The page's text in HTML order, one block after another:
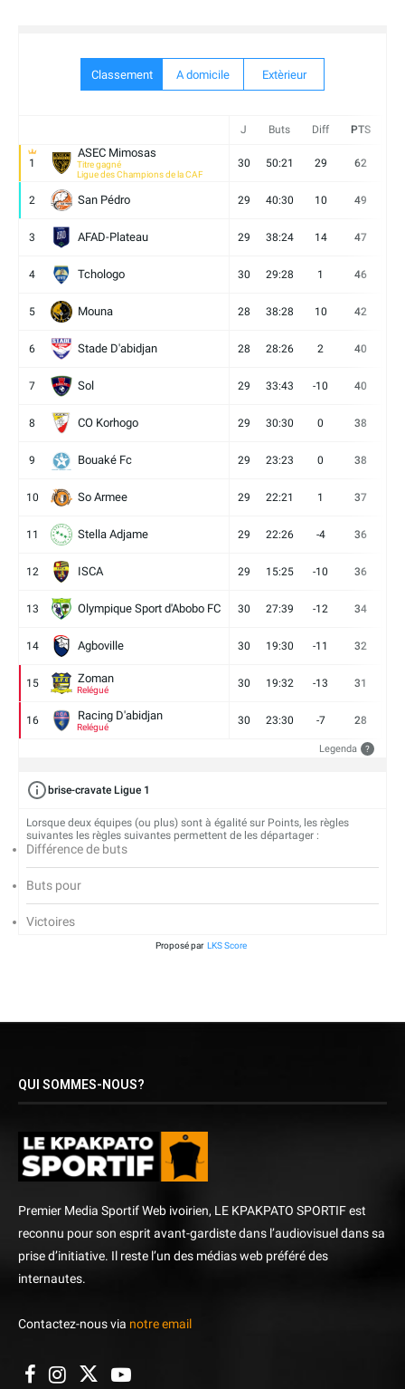
Classement A domicile Extèrieur
J Buts Diff PTS
1
ASEC Mimosas
Titre gagné
Ligue des Champions de la CAF
30 50:21 29 62
2 San Pédro 29 40:30 10 49
3 AFAD-Plateau 29 38:24 14 47
4 Tchologo 30 29:28 1 46
5 Mouna 28 38:28 10 42
6 Stade D'abidjan 28 28:26 2 40
7 Sol 29 33:43 -10 40
8 CO Korhogo 29 30:30 0 38
9 Bouaké Fc 29 23:23 0 38
10 So Armee 29 22:21 1 37
11 Stella Adjame 29 22:26 -4 36
12 ISCA 29 15:25 -10 36
13 Olympique Sport d'Abobo FC 30 27:39 -12 34
14 Agboville 30 19:30 -11 32
15 Zoman
Relégué
30 19:32 -13 31
16 Racing D'abidjan
Relégué
30 23:30 -7 28
Legenda ?
brise-cravate Ligue 1
Lorsque deux équipes (ou plus) sont à égalité sur Points, les règles
suivantes les règles suivantes permettent de les départager :
Différence de buts
Buts pour
Victoires
Proposé par LKS Score
QUI SOMMES-NOUS?
Premier Media Sportif Web ivoirien, LE KPAKPATO SPORTIF est
reconnu pour son esprit avant-gardiste dans l’audiovisuel dans sa
prise d’initiative. Il reste l’un des médias web préféré des
internautes.
Contactez-nous via notre email